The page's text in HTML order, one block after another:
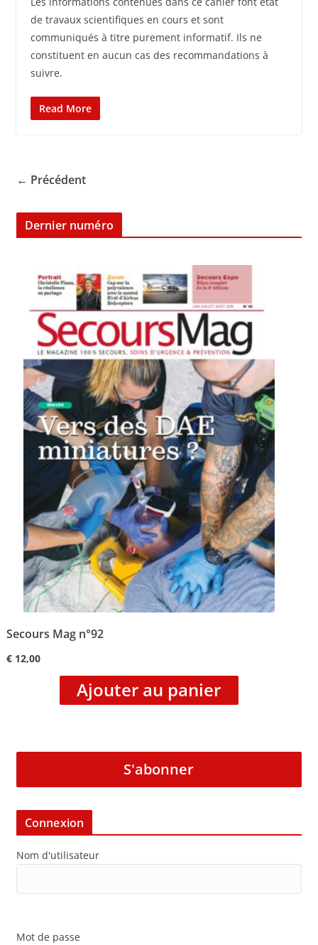
de travaux scientifiques en cours et sont
communiqués à titre purement informatif. Ils ne
constituent en aucun cas des recommandations à
suivre.
Read More
← Précédent
Dernier numéro
Secours Mag n°92
€12,00
Ajouter au panier
S'abonner
Connexion
Nom d'utilisateur
Mot de passe